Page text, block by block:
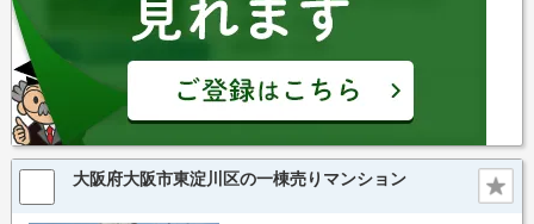
大阪府大阪市東淀川区の一棟売りマンション